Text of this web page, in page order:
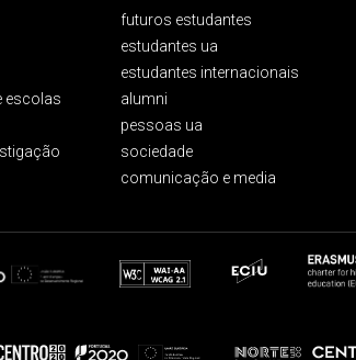
escolas
futuros estudantes
estudantes ua
estudantes internacionais
alumni
pessoas ua
sociedade
comunicação e media